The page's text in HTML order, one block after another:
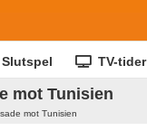
Slutspel TV-tider
mot Tunisien
mot Tunisien